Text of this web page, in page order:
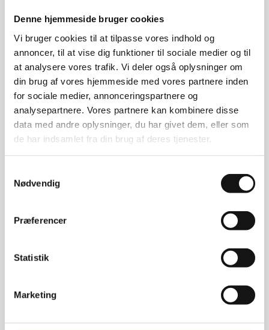
Denne hjemmeside bruger cookies
Vi bruger cookies til at tilpasse vores indhold og
annoncer, til at vise dig funktioner til sociale medier og til
at analysere vores trafik. Vi deler også oplysninger om
din brug af vores hjemmeside med vores partnere inden
for sociale medier, annonceringspartnere og
analysepartnere. Vores partnere kan kombinere disse
data med andre oplysninger, du har givet dem, eller som
de har indsamlet fra din brug af deres tjenester.
Nødvendig
Præferencer
Statistik
Marketing
Derefter kan du vælge låg eller ramme i den farve,
forskellige indkasttyper at vælge imellem.
Hvis du ønsker, at affaldsstationen skal være
mobil, er der to typer trolleyer med hjul til
rådighed.
Der er også mulighed for vægophæng og en
holder til informationsark.
Trolley til affaldsspande
affaldsspand fra Mix & Match serien. Den er
Størrelser: 60 l og 80 l
Indkasttyper: 4 forskellige